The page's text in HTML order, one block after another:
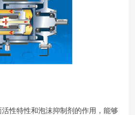
性特性和泡沫抑制剂的作用，能够